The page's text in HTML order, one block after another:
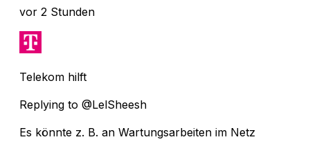
vor 2 Stunden
Telekom hilft
Replying to @LelSheesh
Es könnte z. B. an Wartungsarbeiten im Netz